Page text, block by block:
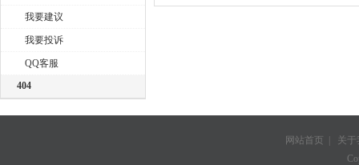
我要建议
我要投诉
QQ客服
404
网站首页
关于